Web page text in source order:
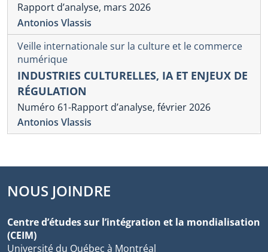
Rapport d’analyse, mars 2026
Antonios Vlassis
Veille internationale sur la culture et le commerce
numérique
INDUSTRIES CULTURELLES, IA ET ENJEUX DE
RÉGULATION
Numéro 61-Rapport d’analyse, février 2026
Antonios Vlassis
NOUS JOINDRE
Centre d’études sur l’intégration et la mondialisation
(CEIM)
Université du Québec à Montréal